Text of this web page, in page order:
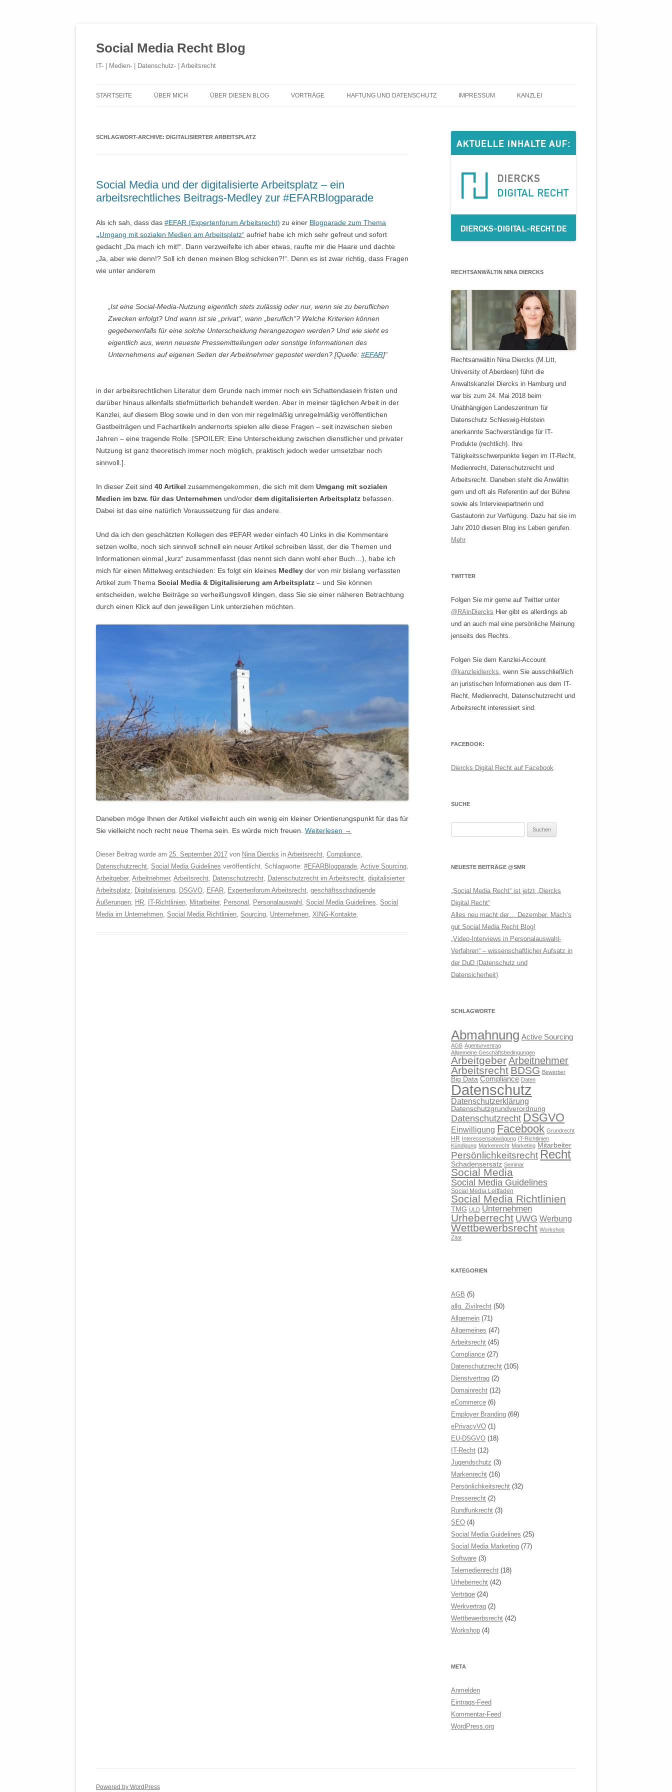
Social Media Recht Blog
IT- | Medien- | Datenschutz- | Arbeitsrecht
Inhalt
STARTSEITE ÜBER MICH ÜBER DIESEN BLOG VORTRÄGE HAFTUNG UND DATENSCHUTZ IMPRESSUM KANZLEI
SCHLAGWORT-ARCHIVE: DIGITALISIERTER ARBEITSPLATZ
Social Media und der digitalisierte Arbeitsplatz – ein
arbeitsrechtliches Beitrags-Medley zur #EFARBlogparade
Als ich sah, dass das #EFAR (Expertenforum Arbeitsrecht) zu einer Blogparade zum Thema
„Umgang mit sozialen Medien am Arbeitsplatz“ aufrief habe ich mich sehr gefreut und sofort
gedacht „Da mach ich mit!“. Dann verzweifelte ich aber etwas, raufte mir die Haare und dachte
„Ja, aber wie denn!? Soll ich denen meinen Blog schicken?!“. Denn es ist zwar richtig, dass Fragen
wie unter anderem
„Ist eine Social-Media-Nutzung eigentlich stets zulässig oder nur, wenn sie zu beruflichen
Zwecken erfolgt? Und wann ist sie „privat“, wann „beruflich“? Welche Kriterien können
gegebenenfalls für eine solche Unterscheidung herangezogen werden? Und wie sieht es
eigentlich aus, wenn neueste Pressemitteilungen oder sonstige Informationen des
Unternehmens auf eigenen Seiten der Arbeitnehmer gepostet werden? [Quelle: #EFAR]“
in der arbeitsrechtlichen Literatur dem Grunde nach immer noch ein Schattendasein fristen und
darüber hinaus allenfalls stiefmütterlich behandelt werden. Aber in meiner täglichen Arbeit in der
Kanzlei, auf diesem Blog sowie und in den von mir regelmäßig unregelmäßig veröffentlichen
Gastbeiträgen und Fachartikeln andernorts spielen alle diese Fragen – seit inzwischen sieben
Jahren – eine tragende Rolle. [SPOILER: Eine Unterscheidung zwischen dienstlicher und privater
Nutzung ist ganz theoretisch immer noch möglich, praktisch jedoch weder umsetzbar noch
sinnvoll.].
In dieser Zeit sind 40 Artikel zusammengekommen, die sich mit dem Umgang mit sozialen
Medien im bzw. für das Unternehmen und/oder dem digitalisierten Arbeitsplatz befassen.
Dabei ist das eine natürlich Voraussetzung für das andere.
Und da ich den geschätzten Kollegen des #EFAR weder einfach 40 Links in die Kommentare
setzen wollte, noch sich sinnvoll schnell ein neuer Artikel schreiben lässt, der die Themen und
Informationen einmal „kurz“ zusammenfasst (das nennt sich dann wohl eher Buch…), habe ich
mich für einen Mittelweg entschieden: Es folgt ein kleines Medley der von mir bislang verfassten
Artikel zum Thema Social Media & Digitalisierung am Arbeitsplatz – und Sie können
entscheiden, welche Beiträge so verheißungsvoll klingen, dass Sie sie einer näheren Betrachtung
durch einen Klick auf den jeweiligen Link unterziehen möchten.
Daneben möge Ihnen der Artikel vielleicht auch ein wenig ein kleiner Orientierungspunkt für das für
Sie vielleicht noch recht neue Thema sein. Es würde mich freuen. Weiterlesen →
Dieser Beitrag wurde am 25. September 2017 von Nina Diercks in Arbeitsrecht Compliance
Datenschutzrecht Social Media Guidelines veröffentlicht. Schlagworte: #EFARBlogparade Active Sourcing
Arbeitgeber, Arbeitnehmer, Arbeitsrecht Datenschutzrecht Datenschutzrecht im Arbeitsrecht digitalisierter
Arbeitsplatz
Digitalisierung DSGVO EFAR Expertenforum Arbeitsrecht geschäftsschädigende
Äußerungen HR IT-Richtlinien Mitarbeiter, Personal Personalauswahl Social Media Guidelines
Social
Media im Unternehmen Social Media Richtlinien Sourcing Unternehmen XING-Kontakte
RECHTSANWÄLTIN NINA DIERCKS
Rechtsanwältin Nina Diercks (M.Litt,
University of Aberdeen) führt die
Anwaltskanzlei Diercks in Hamburg und
war bis zum 24. Mai 2018 beim
Unabhängigen Landeszentrum für
Datenschutz Schleswig-Holstein
anerkannte Sachverständige für IT-
Produkte (rechtlich). Ihre
Tätigkeitsschwerpunkte liegen im IT-Recht,
Medienrecht, Datenschutzrecht und
Arbeitsrecht. Daneben steht die Anwältin
gern und oft als Referentin auf der Bühne
sowie als Interviewpartnerin und
Gastautorin zur Verfügung. Dazu hat sie im
Jahr 2010 diesen Blog ins Leben gerufen.
Mehr
TWITTER
Folgen Sie mir gerne auf Twitter unter
@RAinDiercks Hier gibt es allerdings ab
und an auch mal eine persönliche Meinung
jenseits des Rechts.
Folgen Sie dem Kanzlei-Account
@kanzleidiercks, wenn Sie ausschließlich
an juristischen Informationen aus dem IT-
Recht, Medienrecht, Datenschutzrecht und
Arbeitsrecht interessiert sind.
FACEBOOK:
Diercks Digital Recht auf Facebook
SUCHE
NEUESTE BEITRÄGE @SMR
„Social Media Recht“ ist jetzt „Diercks
Digital Recht“
Alles neu macht der… Dezember. Mach’s
gut Social Media Recht Blog!
„Video-Interviews in Personalauswahl-
Verfahren“ – wissenschaftlicher Aufsatz in
der DuD (Datenschutz und
Datensicherheit)
SCHLAGWORTE
Abmahnung Active Sourcing
AGB Agenturvertrag
Allgemeine Geschäftsbedingungen
ArbeitgeberArbeitnehmer
Arbeitsrecht BDSG Bewerber
Big Data Compliance Daten
Datenschutz
Datenschutzerklärung
Datenschutzgrundverordnung
Datenschutzrecht DSGVO
Einwilligung Facebook Grundrecht
HR Interessensabwägung IT-Richtlinien
Kündigung Markenrecht Marketing Mitarbeiter
Persönlichkeitsrecht Recht
Schadensersatz Seminar
Social Media
Social Media Guidelines
Social Media Leitfaden
Social Media Richtlinien
TMG ULD Unternehmen
Urheberrecht UWG Werbung
Wettbewerbsrecht Workshop
Zitat
KATEGORIEN
AGB (5)
allg. Zivilrecht (50)
Allgemein (71)
Allgemeines (47)
Arbeitsrecht (45)
Compliance (27)
Datenschutzrecht (105)
Dienstvertrag (2)
Domainrecht (12)
eCommerce (6)
Employer Branding (69)
ePrivacyVO (1)
EU-DSGVO (18)
IT-Recht (12)
Jugendschutz (3)
Markenrecht (16)
Persönlichkeitsrecht (32)
Presserecht (2)
Rundfunkrecht (3)
SEO (4)
Social Media Guidelines (25)
Social Media Marketing (77)
Software (3)
Telemedienrecht (18)
Urheberrecht (42)
Verträge (24)
Werkvertrag (2)
Wettbewerbsrecht (42)
Workshop (4)
META
Anmelden
Eintrags-Feed
Kommentar-Feed
WordPress.org
Powered by WordPress